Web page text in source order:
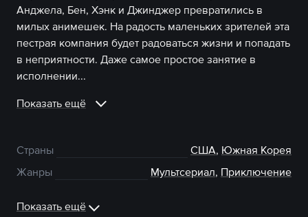
Анджела, Бен, Хэнк и Джинджер превратились в
милых анимешек. На радость маленьких зрителей эта
пестрая компания будет радоваться жизни и попадать
в неприятности. Даже самое простое занятие в
исполнении...
Показать ещё
Страны США, Южная Корея
Жанры
Мультсериал, Приключение
Показать ещё